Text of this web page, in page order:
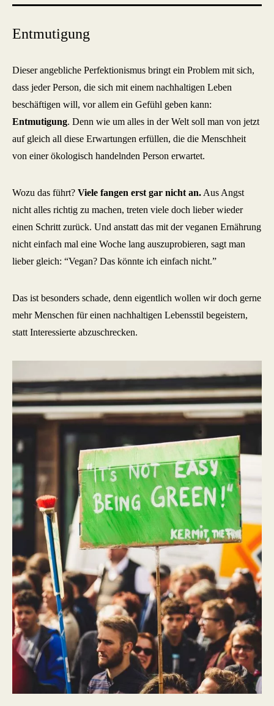
Entmutigung
Dieser angebliche Perfektionismus bringt ein Problem mit sich,
dass jeder Person, die sich mit einem nachhaltigen Leben
beschäftigen will, vor allem ein Gefühl geben kann:
Entmutigung. Denn wie um alles in der Welt soll man von jetzt
auf gleich all diese Erwartungen erfüllen, die die Menschheit
von einer ökologisch handelnden Person erwartet.
Wozu das führt? Viele fangen erst gar nicht an. Aus Angst
nicht alles richtig zu machen, treten viele doch lieber wieder
einen Schritt zurück. Und anstatt das mit der veganen Ernährung
nicht einfach mal eine Woche lang auszuprobieren, sagt man
lieber gleich: “Vegan? Das könnte ich einfach nicht.”
Das ist besonders schade, denn eigentlich wollen wir doch gerne
mehr Menschen für einen nachhaltigen Lebensstil begeistern,
statt Interessierte abzuschrecken.